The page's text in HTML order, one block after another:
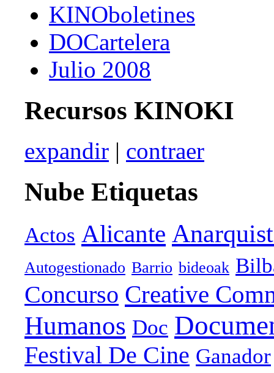
KINOboletines
DOCartelera
Julio 2008
Recursos KINOKI
expandir | contraer
Nube Etiquetas
Actos Alicante
Autogestionado Barrio bideoak
Concurso Creative
Humanos Doc
Festival De Cine Ganador